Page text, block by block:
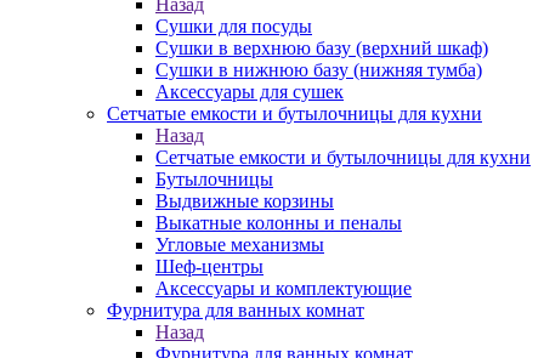
Назад
Сушки для посуды
Сушки в верхнюю базу (верхний шкаф)
Сушки в нижнюю базу (нижняя тумба)
Аксессуары для сушек
Сетчатые емкости и бутылочницы для кухни
Назад
Сетчатые емкости и бутылочницы для кухни
Бутылочницы
Выдвижные корзины
Выкатные колонны и пеналы
Угловые механизмы
Шеф-центры
Аксессуары и комплектующие
Фурнитура для ванных комнат
Назад
Фурнитура для ванных комнат